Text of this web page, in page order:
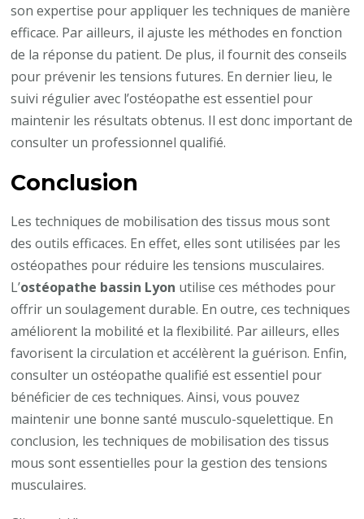
son expertise pour appliquer les techniques de manière
efficace. Par ailleurs, il ajuste les méthodes en fonction
de la réponse du patient. De plus, il fournit des conseils
pour prévenir les tensions futures. En dernier lieu, le
suivi régulier avec l’ostéopathe est essentiel pour
maintenir les résultats obtenus. Il est donc important de
consulter un professionnel qualifié.
Conclusion
Les techniques de mobilisation des tissus mous sont
des outils efficaces. En effet, elles sont utilisées par les
ostéopathes pour réduire les tensions musculaires.
L’ostéopathe bassin Lyon utilise ces méthodes pour
offrir un soulagement durable. En outre, ces techniques
améliorent la mobilité et la flexibilité. Par ailleurs, elles
favorisent la circulation et accélèrent la guérison. Enfin,
consulter un ostéopathe qualifié est essentiel pour
bénéficier de ces techniques. Ainsi, vous pouvez
maintenir une bonne santé musculo-squelettique. En
conclusion, les techniques de mobilisation des tissus
mous sont essentielles pour la gestion des tensions
musculaires.